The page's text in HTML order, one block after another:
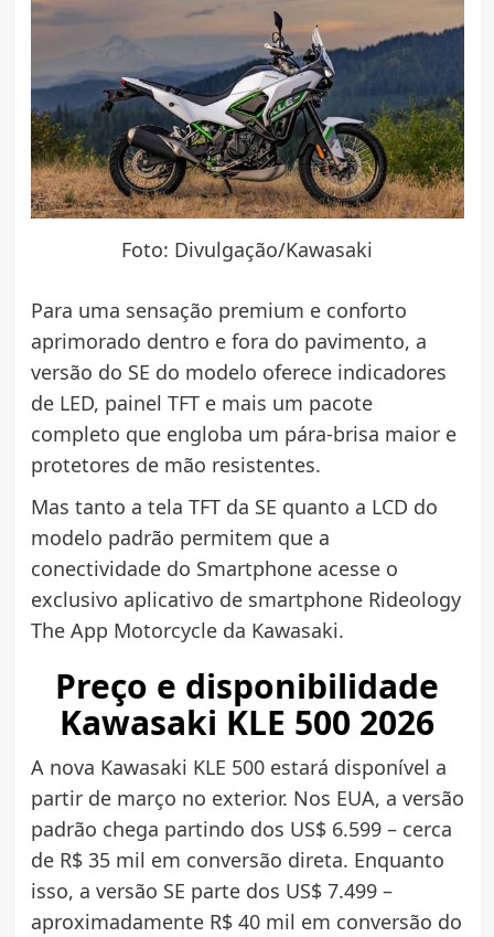
Foto: Divulgação/Kawasaki
Para uma sensação premium e conforto
aprimorado dentro e fora do pavimento, a
versão do SE do modelo oferece indicadores
de LED, painel TFT e mais um pacote
completo que engloba um pára-brisa maior e
protetores de mão resistentes.
Mas tanto a tela TFT da SE quanto a LCD do
modelo padrão permitem que a
conectividade do Smartphone acesse o
exclusivo aplicativo de smartphone Rideology
The App Motorcycle da Kawasaki.
Preço e disponibilidade
Kawasaki KLE 500 2026
A nova Kawasaki KLE 500 estará disponível a
partir de março no exterior. Nos EUA, a versão
padrão chega partindo dos US$ 6.599 – cerca
de R$ 35 mil em conversão direta. Enquanto
isso, a versão SE parte dos US$ 7.499 –
aproximadamente R$ 40 mil em conversão do